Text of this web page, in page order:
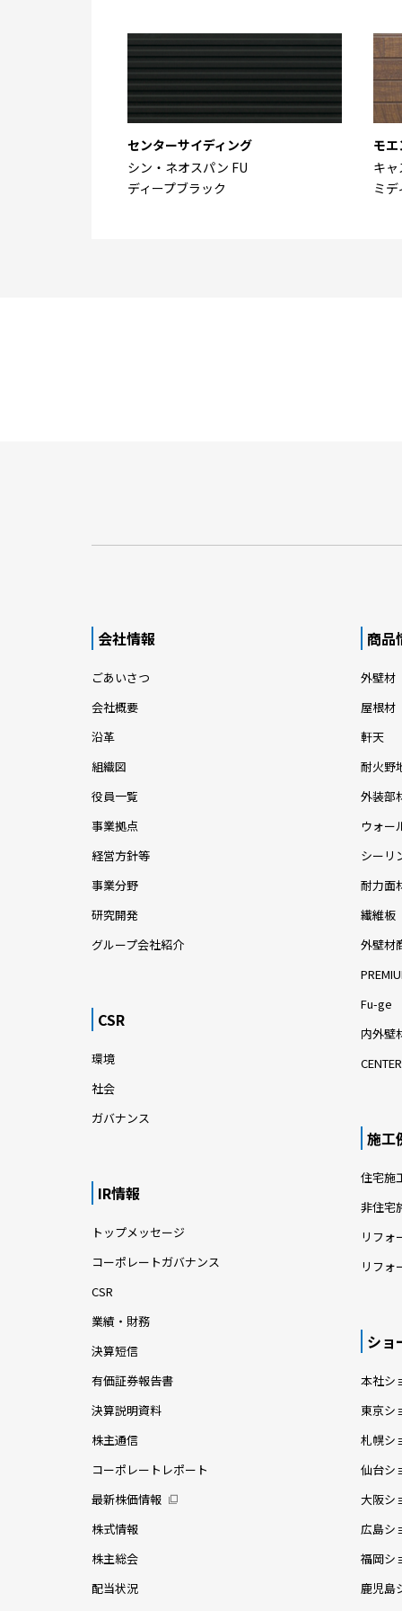
センターサイディング
シン・ネオスパン FU
ディープブラック
モ
キ
ミ
会社情報
ごあいさつ
会社概要
沿革
組織図
役員一覧
事業拠点
経営方針等
事業分野
研究開発
グループ会社紹介
CSR
環境
社会
ガバナンス
IR情報
トップメッセージ
コーポレートガバナンス
CSR
業績・財務
決算短信
有価証券報告書
決算説明資料
株主通信
コーポレートレポート
最新株価情報
株式情報
株主総会
配当状況
商品
外壁材
屋根材
軒天
耐火野
外装部
ウォー
シーリ
耐力面
繊維板
外壁材
Fu-ge
内外壁
施工
住宅施
非住宅
リフォ
リフォ
ショ
本社シ
東京シ
札幌シ
仙台シ
大阪シ
広島シ
福岡シ
鹿児島